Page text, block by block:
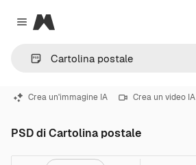
Close menu
Magnific
Crea un'immagine IA Crea un video IA
PSD di Cartolina postale